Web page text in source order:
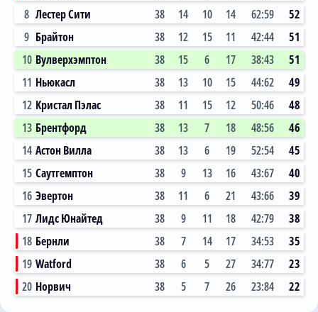
8 Лестер Сити 38 14 10 14 62:59
52
9 Брайтон 38 12 15 11 42:44
51
10 Вулверхэмптон 38 15 6 17 38:43
51
11 Ньюкасл 38 13 10 15 44:62
49
12 Кристал Пэлас 38 11 15 12 50:46
48
13 Брентфорд 38 13 7 18 48:56
46
14 Астон Вилла 38 13 6 19 52:54
45
15 Саутгемптон 38 9 13 16 43:67
40
16 Эвертон 38 11 6 21 43:66
39
17 Лидс Юнайтед 38 9 11 18 42:79
38
18 Бернли 38 7 14 17 34:53
35
19 Watford 38 6 5 27 34:77
23
20 Норвич 38 5 7 26 23:84 22